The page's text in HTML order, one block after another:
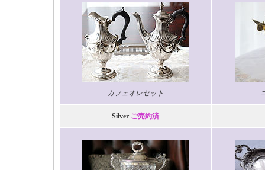
カフェオレセット
Silver ご売約済